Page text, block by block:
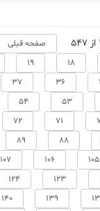
صفحه قبلی
18
19
36
37
53
54
71
72
88
89
105
106
107
123
124
139
140